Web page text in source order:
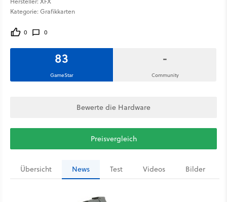
Kategorie: Grafikkarten
0 0
83
GameStar
-
Community
Bewerte die Hardware
Preisvergleich
Übersicht News Test Videos Bilder